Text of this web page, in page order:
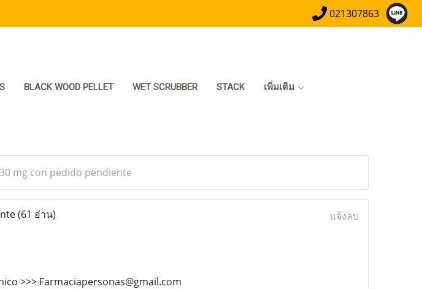
021307863
BLACK WOOD PELLET WET SCRUBBER STACK เพิ่มเติม
mg con pedido pendiente
(61 อ่าน) แจ้งลบ
>>> Farmaciapersonas@gmail.com